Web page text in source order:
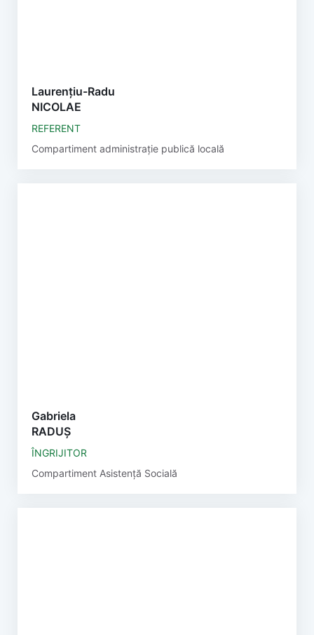
Laurențiu-Radu
NICOLAE
REFERENT
Compartiment administrație publică locală
Gabriela
RADUȘ
ÎNGRIJITOR
Compartiment Asistență Socială